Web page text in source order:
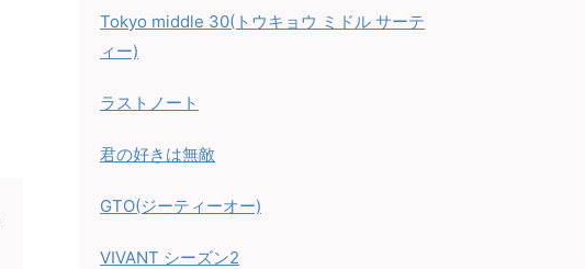
Tokyo middle 30(トウキョウ ミドル サーテ
ィー)
ラストノート
君の好きは無敵
GTO(ジーティーオー)
VIVANT シーズン2